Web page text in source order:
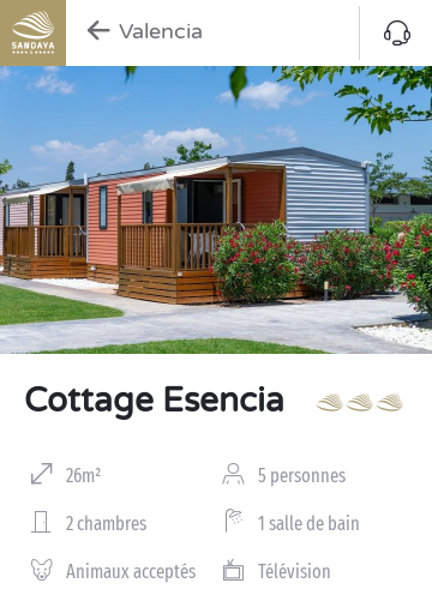
Valencia
Cottage Esencia
26m² 5 personnes
2 chambres 1 salle de bain
Animaux acceptés Télévision